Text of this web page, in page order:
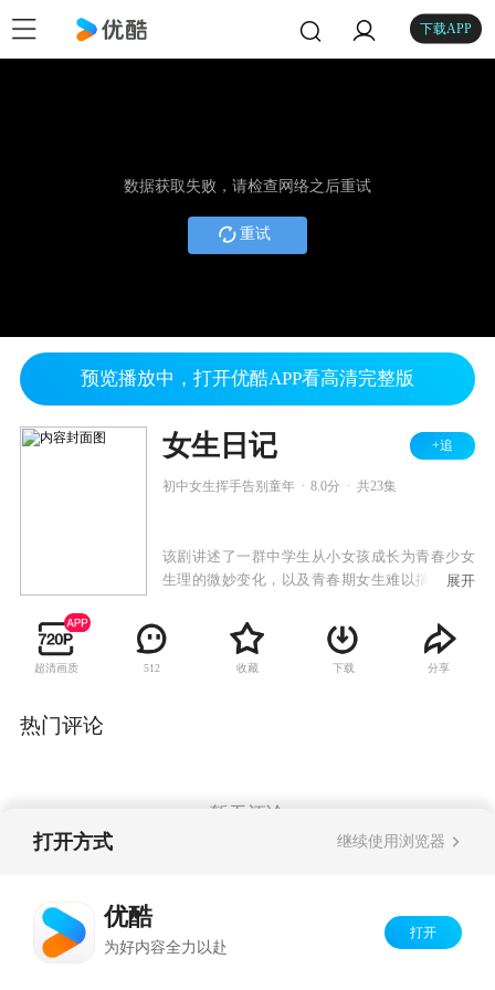
下载APP
数据获取失败，请检查网络之后重试
重试
预览播放中，打开优酷APP看高清完整版
女生日记 +追
初中女生挥手告别童年 8.0分 共23集
该剧讲述了一群中学生从小女孩成长为青春少女
生理的微妙变化，以及青春期女生难以揣测的内
展开
超清画质 512 收藏 下载 分享
热门评论
暂无评论
打开方式 继续使用浏览器
优酷
为好内容全力以赴
打开